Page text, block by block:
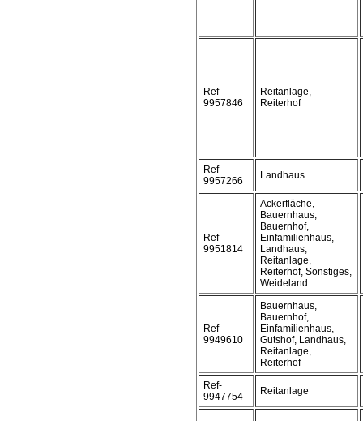
Ref-
9957846
Reitanlage,
Reiterhof
Ref-
9957266
Landhaus
Ref-
9951814
Ackerfläche,
Bauernhaus,
Bauernhof,
Einfamilienhaus,
Landhaus,
Reitanlage,
Reiterhof, Sonstiges,
Weideland
Ref-
9949610
Bauernhaus,
Bauernhof,
Einfamilienhaus,
Gutshof, Landhaus,
Reitanlage,
Reiterhof
Ref-
9947754
Reitanlage